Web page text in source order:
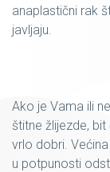
anaplastični rak
javljaju.
Ako je Vama ili
štitne žlijezde,
vrlo dobri.
u potpunosti